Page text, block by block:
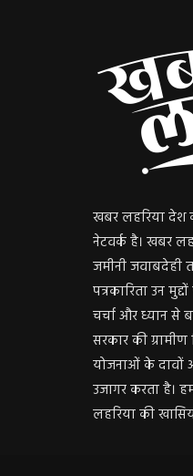
खबर लहरिया देश
नेटवर्क है। खबर
जमीनी जवाबदेही
पत्रकारिता उन
चर्चा और ध्यान से
सरकार की
योजनाओं के
उजागर करता है।
लहरिया की